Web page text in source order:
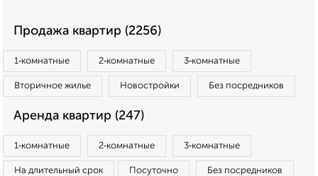
Продажа квартир (2256)
1‑комнатные 2‑комнатные 3‑комнатные
Вторичное жилье Новостройки Без посредников
Аренда квартир (247)
1‑комнатные 2‑комнатные 3‑комнатные
На длительный срок Посуточно Без посредников